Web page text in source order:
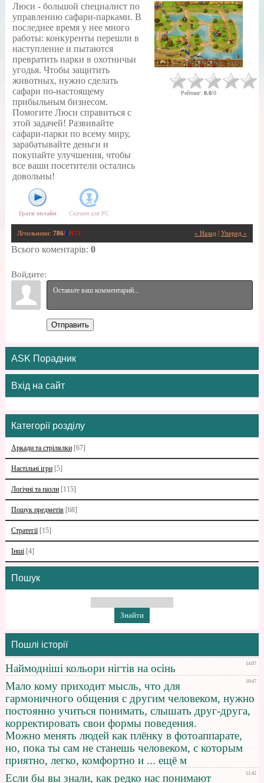
Люси - большой специалист по
управлению сафари-парками. В
последнее время у нее много
работы: конкуренты перешли в
наступление и пытаются
превратить парки в охотничьи
угодья. Чтобы защитить
животных, нужно сделать
сафари по-настоящему
прибыльным бизнесом.
Помогите Люси справиться с
этой задачей! Развивайте
сафари-парки по всему миру,
зарабатывайте деньги и
покупайте улучшения, чтобы
все ваши посетители остались
довольны!
Грати онлайн Скачати для PC
Рейтинг: 0.0/0
« Назад Уперед »
Лічильники: 786/1 /471
Всього коментарів: 0
Войдите:
Отправить
ASK Порадник
Вхід на сайт
Категорії розділу
Аркади та стрілялки [67]
Настільні ігри [5]
Логічні та пазли [115]
Пошук предметів [68]
Стратегії [15]
Інші [4]
Пошук
Пошлі історії